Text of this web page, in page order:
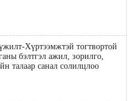
Хүртээмжтэй тогтвортой
бэлтгэл ажил, зорилго,
талаар санал солилцлоо